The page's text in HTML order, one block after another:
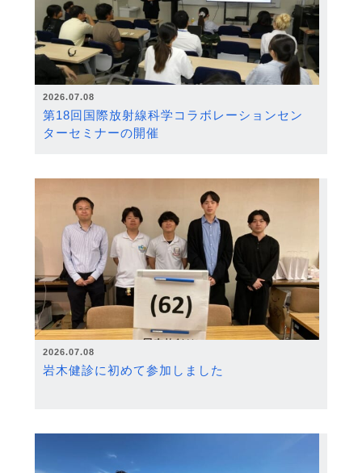
2026.07.08
第18回国際放射線科学コラボレーションセン
ターセミナーの開催
2026.07.08
岩木健診に初めて参加しました